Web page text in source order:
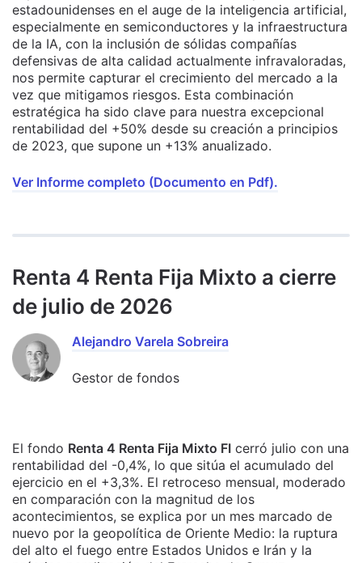
estadounidenses en el auge de la inteligencia artificial,
especialmente en semiconductores y la infraestructura
de la IA, con la inclusión de sólidas compañías
defensivas de alta calidad actualmente infravaloradas,
nos permite capturar el crecimiento del mercado a la
vez que mitigamos riesgos. Esta combinación
estratégica ha sido clave para nuestra excepcional
rentabilidad del +50% desde su creación a principios
de 2023, que supone un +13% anualizado.
Ver Informe completo (Documento en Pdf).
Renta 4 Renta Fija Mixto a cierre
de julio de 2026
Alejandro Varela Sobreira
Gestor de fondos
El fondo Renta 4 Renta Fija Mixto FI cerró julio con una
rentabilidad del -0,4%, lo que sitúa el acumulado del
ejercicio en el +3,3%. El retroceso mensual, moderado
en comparación con la magnitud de los
acontecimientos, se explica por un mes marcado de
nuevo por la geopolítica de Oriente Medio: la ruptura
del alto el fuego entre Estados Unidos e Irán y la